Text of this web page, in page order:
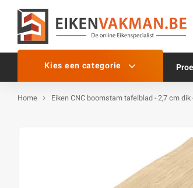
Kies een categorie
Home Eiken CNC boomstam tafelblad - 2,7 cm